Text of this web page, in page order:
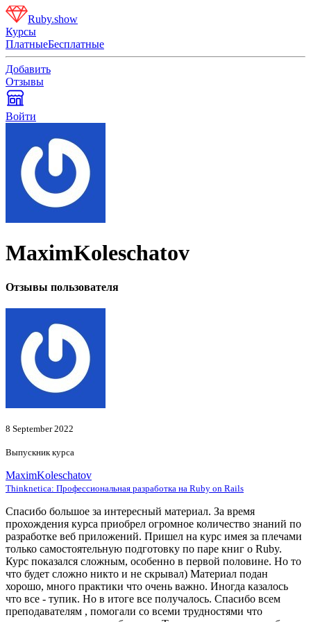
Ruby.show
Курсы
ПлатныеБесплатные
Добавить
Отзывы
Войти
MaximKoleschatov
Отзывы пользователя
8 September 2022
Выпускник курса
MaximKoleschatov
Thinknetica: Профессиональная разработка на Ruby on Rails
Спасибо большое за интересный материал. За время
прохождения курса приобрел огромное количество знаний по
разработке веб приложений. Пришел на курс имея за плечами
только самостоятельную подготовку по паре книг о Ruby.
Курс показался сложным, особенно в первой половине. Но то
что будет сложно никто и не скрывал) Материал подан
хорошо, много практики что очень важно. Иногда казалось
что все - тупик. Но в итоге все получалось. Спасибо всем
преподавателям , помогали со всеми трудностями что